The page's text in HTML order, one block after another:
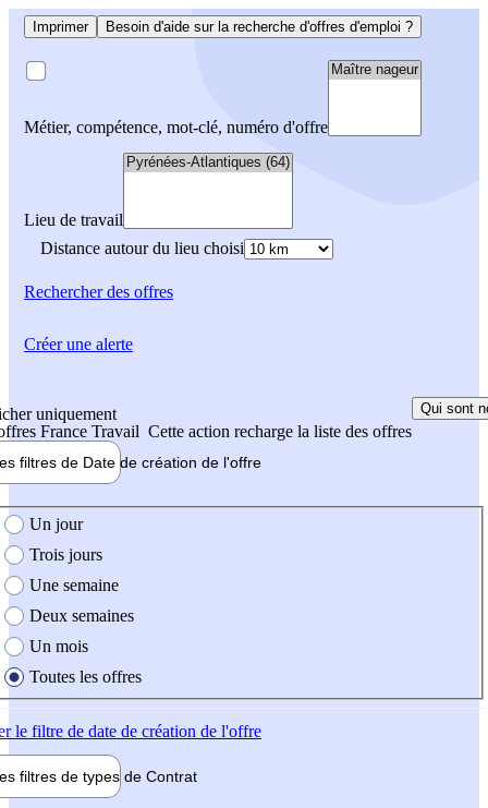
Imprimer Besoin d'aide sur la recherche d'offres d'emploi ?
Métier, compétence, mot-clé, numéro d'offre
Lieu de travail
Distance autour du lieu choisi
Rechercherdes offres
uniquement
France Travail Cette action recharge la liste des offres
Qui sont
filtres de Date de création de l'offre
création de l'offre
Un jour
Trois jours
Une semaine
Deux semaines
Un mois
Toutes les offres
le filtre de date de création de l'offre
filtres de types de Contrat
Créer une alerte